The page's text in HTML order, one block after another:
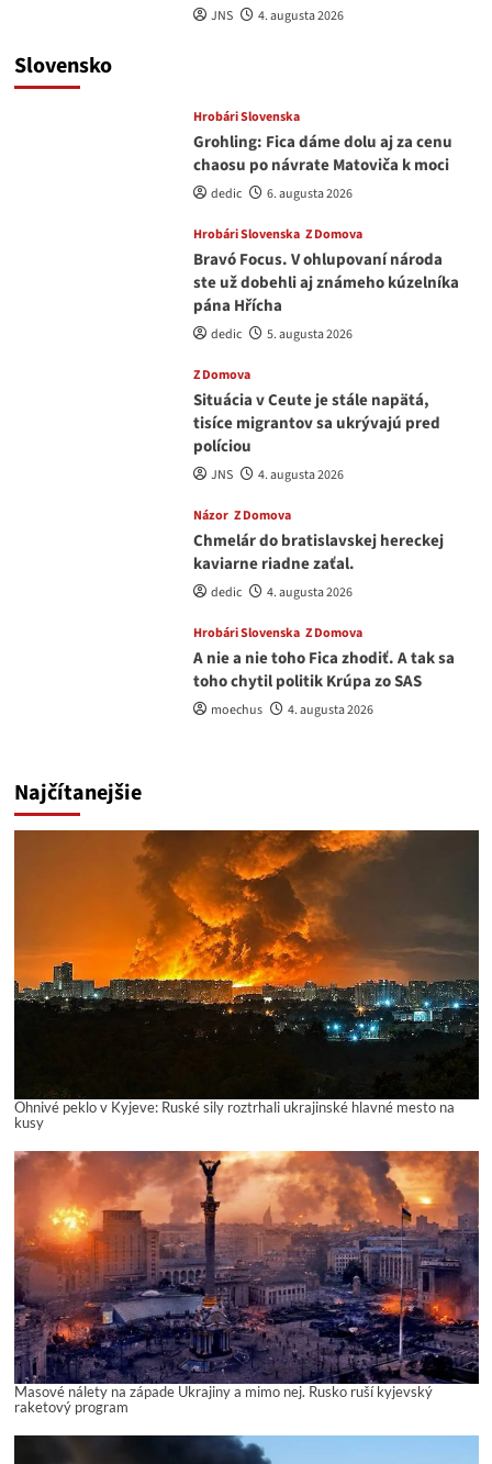
JNS 4. augusta 2026
Slovensko
Hrobári Slovenska
Grohling: Fica dáme dolu aj za cenu
chaosu po návrate Matoviča k moci
dedic 6. augusta 2026
Hrobári Slovenska Z Domova
Bravó Focus. V ohlupovaní národa
ste už dobehli aj známeho kúzelníka
pána Hřícha
dedic 5. augusta 2026
Z Domova
Situácia v Ceute je stále napätá,
tisíce migrantov sa ukrývajú pred
políciou
JNS 4. augusta 2026
Názor Z Domova
Chmelár do bratislavskej hereckej
kaviarne riadne zaťal.
dedic 4. augusta 2026
Hrobári Slovenska Z Domova
A nie a nie toho Fica zhodiť. A tak sa
toho chytil politik Krúpa zo SAS
moechus 4. augusta 2026
Najčítanejšie
Ohnivé peklo v Kyjeve: Ruské sily roztrhali ukrajinské hlavné mesto na
kusy
Masové nálety na západe Ukrajiny a mimo nej. Rusko ruší kyjevský
raketový program